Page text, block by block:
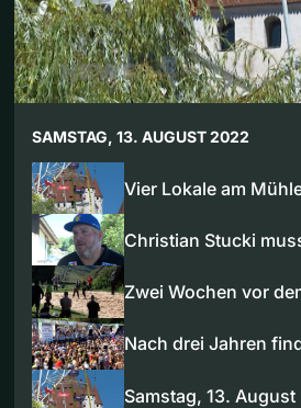
SAMSTAG, 13. AUGUST 2022
Vier Lokale am
Christian Stucki
Zwei Wochen vor
Nach drei Jahren
Samstag, 13.